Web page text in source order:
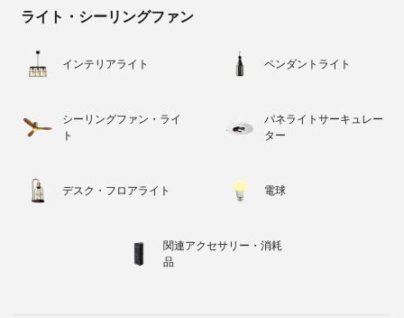
ライト・シーリングファン
インテリアライト ペンダントライト
シーリングファン・ライ
ト
パネライトサーキュレー
ター
デスク・フロアライト 電球
関連アクセサリー・消耗
品